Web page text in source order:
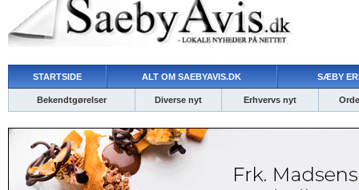
STARTSIDE ALT OM SAEBYAVIS.DK SÆBY
Bekendtgørelser Diverse nyt Erhvervs nyt